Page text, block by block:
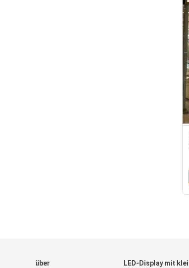
über LED-Display mit